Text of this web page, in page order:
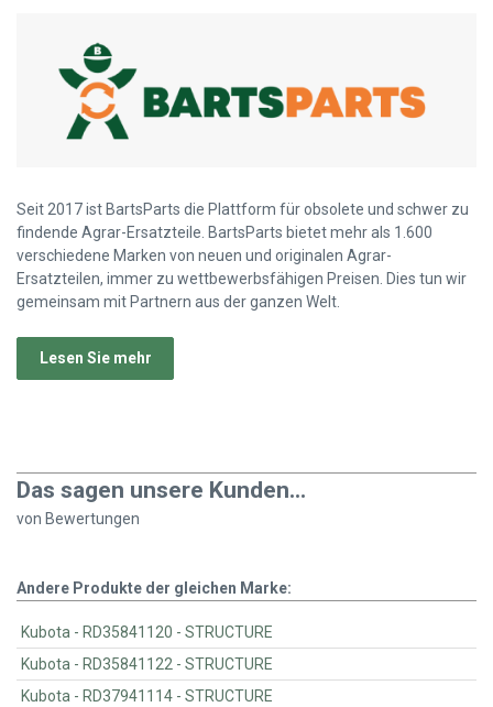
Seit 2017 ist BartsParts die Plattform für obsolete und schwer zu
findende Agrar-Ersatzteile. BartsParts bietet mehr als 1.600
verschiedene Marken von neuen und originalen Agrar-
Ersatzteilen, immer zu wettbewerbsfähigen Preisen. Dies tun wir
gemeinsam mit Partnern aus der ganzen Welt.
Lesen Sie mehr
Das sagen unsere Kunden...
von Bewertungen
Andere Produkte der gleichen Marke:
Kubota - RD35841120 - STRUCTURE
Kubota - RD35841122 - STRUCTURE
Kubota - RD37941114 - STRUCTURE